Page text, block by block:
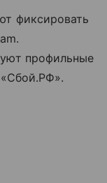
фиксировать
профильные